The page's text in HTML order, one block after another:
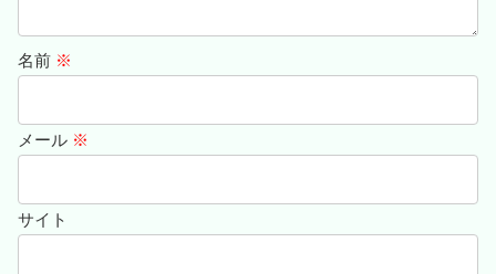
名前 ※
メール ※
サイト